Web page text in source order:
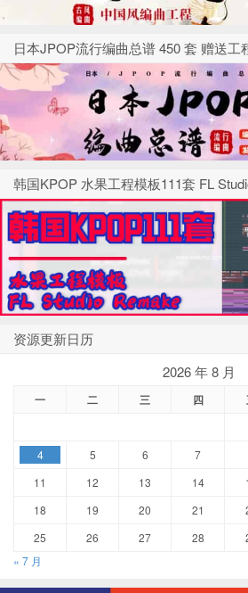
日本JPOP流行编曲总谱 450 套 赠送工
韩国KPOP 水果工程模板111套 FL
资源更新日历
2026 年 8 月
一 二 三 四
4
5 6 7
11
12 13 14
18
19 20 21
25
26 27 28
« 7 月